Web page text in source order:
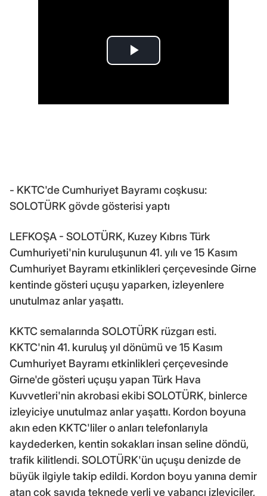
- KKTC'de Cumhuriyet Bayramı coşkusu:
SOLOTÜRK gövde gösterisi yaptı
LEFKOŞA - SOLOTÜRK, Kuzey Kıbrıs Türk
Cumhuriyeti'nin kuruluşunun 41. yılı ve 15 Kasım
Cumhuriyet Bayramı etkinlikleri çerçevesinde Girne
kentinde gösteri uçuşu yaparken, izleyenlere
unutulmaz anlar yaşattı.
KKTC semalarında SOLOTÜRK rüzgarı esti.
KKTC'nin 41. kuruluş yıl dönümü ve 15 Kasım
Cumhuriyet Bayramı etkinlikleri çerçevesinde
Girne'de gösteri uçuşu yapan Türk Hava
Kuvvetleri'nin akrobasi ekibi SOLOTÜRK, binlerce
izleyiciye unutulmaz anlar yaşattı. Kordon boyuna
akın eden KKTC'liler o anları telefonlarıyla
kaydederken, kentin sokakları insan seline döndü,
trafik kilitlendi. SOLOTÜRK'ün uçuşu denizde de
büyük ilgiyle takip edildi. Kordon boyu yanına demir
atan çok sayıda teknede yerli ve yabancı izleyiciler,